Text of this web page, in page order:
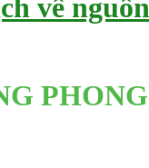
về